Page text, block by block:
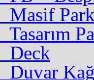
Masif
Tasarım
Deck
Duvar